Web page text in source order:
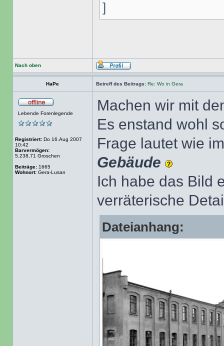
]
Nach oben
HaPe Betreff des Beitrags: Re: Wo in Gera
Lebende Forenlegende
Registriert: Do 16.Aug 2007
10:42
Barvermögen:
5.238,71 Groschen
Beiträge: 1665
Wohnort: Gera-Lusan
Machen wir mit
Es enstand wohl
Frage lautet wie
Gebäude
Ich habe das Bild
verräterische
Dateianhang: